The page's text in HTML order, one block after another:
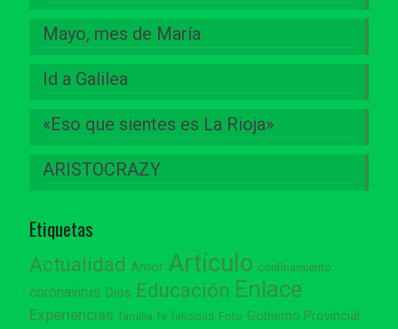
Mayo, mes de María
Id a Galilea
«Eso que sientes es La Rioja»
ARISTOCRAZY
Etiquetas
Actualidad Amor Artículo confinamiento
coronavirus Dios Educación Enlace
Experiencias familia fe felicidad Foto Gobierno Provincial